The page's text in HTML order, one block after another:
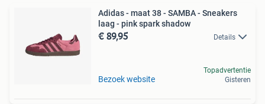
Adidas - maat 38 - SAMBA - Sneakers
laag - pink spark shadow
€ 89,95 Details
Bezoek website
Topadvertentie
Gisteren